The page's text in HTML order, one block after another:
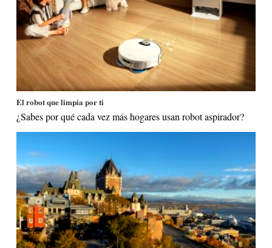
El robot que limpia por ti
¿Sabes por qué cada vez más hogares usan robot aspirador?